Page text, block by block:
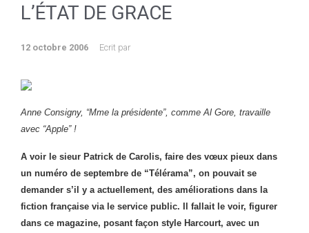
L’ÉTAT DE GRACE
12 octobre 2006 Ecrit par
Anne Consigny, “Mme la présidente”, comme Al Gore, travaille
avec “Apple” !
A voir le sieur Patrick de Carolis, faire des vœux pieux dans
un numéro de septembre de “Télérama”, on pouvait se
demander s’il y a actuellement, des améliorations dans la
fiction française via le service public. Il fallait le voir, figurer
dans ce magazine, posant façon style Harcourt, avec un